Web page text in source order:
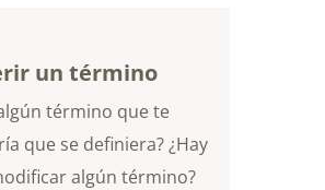
un término
término que te
que se definiera? ¿Hay
algún término?